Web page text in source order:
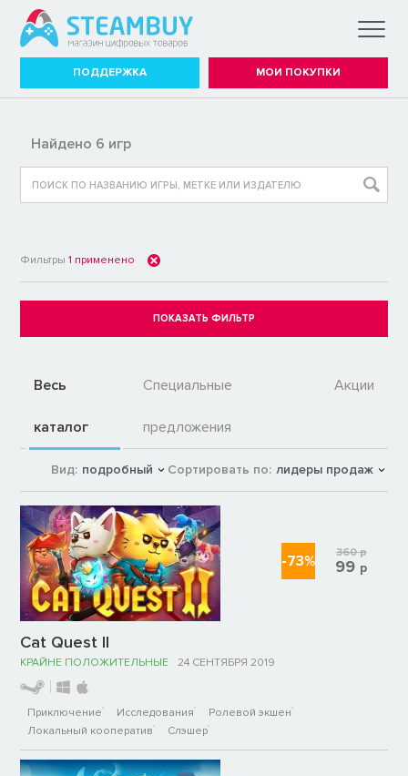
ПОДДЕРЖКА МОИ ПОКУПКИ
Найдено 6 игр
Фильтры1 применено
Весь
каталог
Специальные
предложения
Акции
Вид: подробный Сортировать по: лидеры продаж
Cat Quest II
КРАЙНЕ ПОЛОЖИТЕЛЬНЫЕ 24 СЕНТЯБРЯ 2019
Приключение Исследования
Ролевой экшен
Локальный кооператив
Слэшер
-73% 360р
99 р